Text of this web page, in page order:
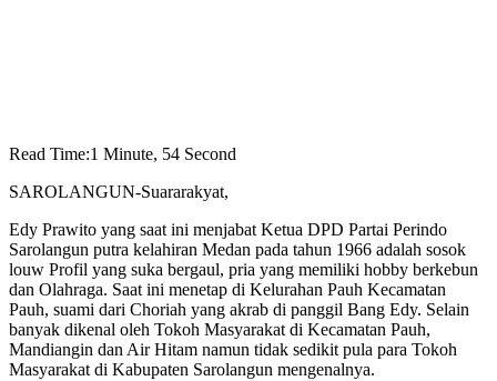
Read Time:1 Minute, 54 Second
SAROLANGUN-Suararakyat,
Edy Prawito yang saat ini menjabat Ketua DPD Partai Perindo
Sarolangun putra kelahiran Medan pada tahun 1966 adalah sosok
louw Profil yang suka bergaul, pria yang memiliki hobby berkebun
dan Olahraga. Saat ini menetap di Kelurahan Pauh Kecamatan
Pauh, suami dari Choriah yang akrab di panggil Bang Edy. Selain
banyak dikenal oleh Tokoh Masyarakat di Kecamatan Pauh,
Mandiangin dan Air Hitam namun tidak sedikit pula para Tokoh
Masyarakat di Kabupaten Sarolangun mengenalnya.